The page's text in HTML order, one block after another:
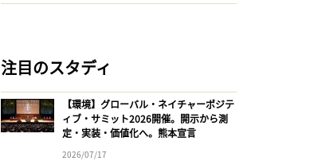
注目のスタディ
【環境】グローバル・ネイチャーポジテ
ィブ・サミット2026開催。開示から測
定・実装・価値化へ。熊本宣言
2026/07/17